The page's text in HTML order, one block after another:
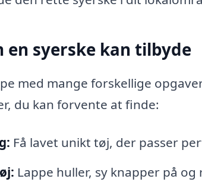
en syerske kan tilbyde
med mange forskellige
du kan forvente at finde:
Få lavet unikt tøj, der passer
Lappe huller, sy knapper på og